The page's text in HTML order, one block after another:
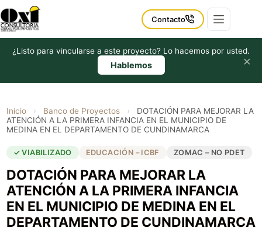
Saltar
al
contenido
Contacto
¿Listo para vincularse a este proyecto? Lo hacemos por usted.
Hablemos ×
Inicio › Banco de Proyectos ›
DOTACIÓN PARA MEJORAR LA
ATENCIÓN A LA PRIMERA INFANCIA EN EL MUNICIPIO DE
MEDINA EN EL DEPARTAMENTO DE CUNDINAMARCA
✓ VIABILIZADO EDUCACIÓN – ICBF ZOMAC – NO PDET
DOTACIÓN PARA MEJORAR LA
ATENCIÓN A LA PRIMERA INFANCIA
EN EL MUNICIPIO DE MEDINA EN EL
DEPARTAMENTO DE CUNDINAMARCA